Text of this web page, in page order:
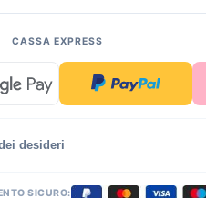
CASSA EXPRESS
desideri
SICURO: